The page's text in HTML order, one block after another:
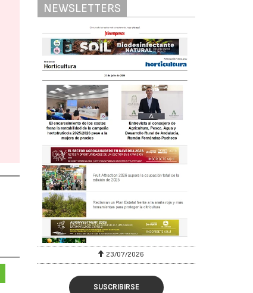
NEWSLETTERS
23/07/2026
SUSCRIBIRSE